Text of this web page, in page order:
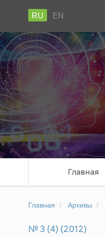
RU EN
Главная
Главная Архивы
№ 3 (4) (2012)